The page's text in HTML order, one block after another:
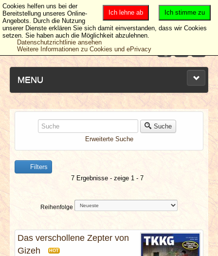
MENU
NEUESTE ARTIKEL
NEWS & DATES
BERICHTE
VERLOSUNGEN
SPECIALS
Suche
Erweiterte Suche
Filters
7 Ergebnisse - zeige 1 - 7
Reihenfolge
Das verschollene Zepter von
Gizeh
HOT
Ich stimme zu
Ich lehne ab
Cookies helfen uns bei der
Bereitstellung unseres Online-
Angebots. Durch die Nutzung
unserer Dienste erklären Sie sich damit einverstanden, dass wir Cookies
setzen. Sie haben auch die Möglichkeit abzulehnen.
Datenschutzrichtlinie ansehen
Weitere Informationen zu Cookies und ePrivacy